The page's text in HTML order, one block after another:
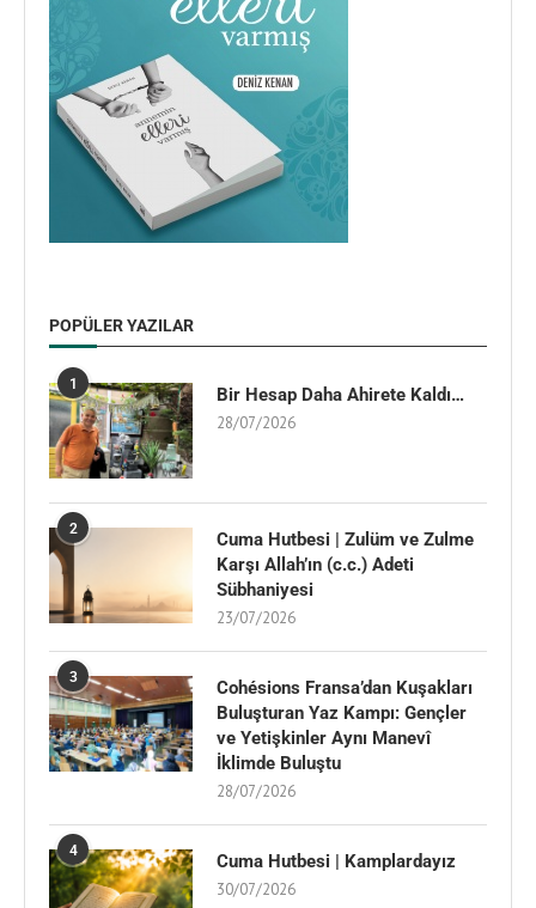
POPÜLER YAZILAR
1 Bir Hesap Daha Ahirete Kaldı…
28/07/2026
2
Cuma Hutbesi | Zulüm ve Zulme
Karşı Allah’ın (c.c.) Adeti
Sübhaniyesi
23/07/2026
3
Cohésions Fransa’dan Kuşakları
Buluşturan Yaz Kampı: Gençler
ve Yetişkinler Aynı Manevî
İklimde Buluştu
28/07/2026
4 Cuma Hutbesi | Kamplardayız
30/07/2026